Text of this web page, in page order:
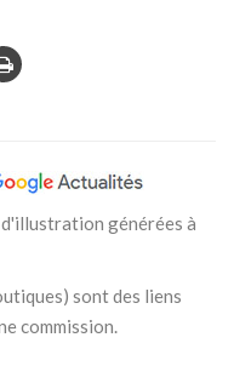
générées à
sont des liens
commission.